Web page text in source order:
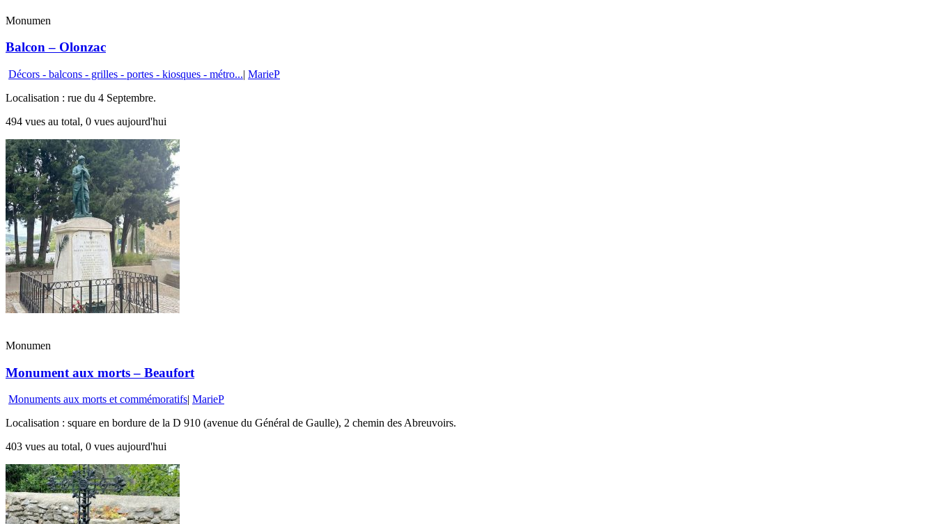
Monumen
Balcon – Olonzac
Décors - balcons - grilles - portes - kiosques - métro...| MarieP
Localisation : rue du 4 Septembre.
494 vues au total, 0 vues aujourd'hui
Monumen
Monument aux morts – Beaufort
Monuments aux morts et commémoratifs| MarieP
Localisation : square en bordure de la D 910 (avenue du Général de Gaulle), 2 chemin des Abreuvoirs.
403 vues au total, 0 vues aujourd'hui